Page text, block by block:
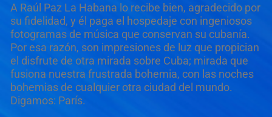
A Raúl Paz La Habana lo recibe bien, agradecido por
su fidelidad, y él paga el hospedaje con ingeniosos
fotogramas de música que conservan su cubanía.
Por esa razón, son impresiones de luz que propician
el disfrute de otra mirada sobre Cuba; mirada que
fusiona nuestra frustrada bohemia, con las noches
bohemias de cualquier otra ciudad del mundo.
Digamos: París.